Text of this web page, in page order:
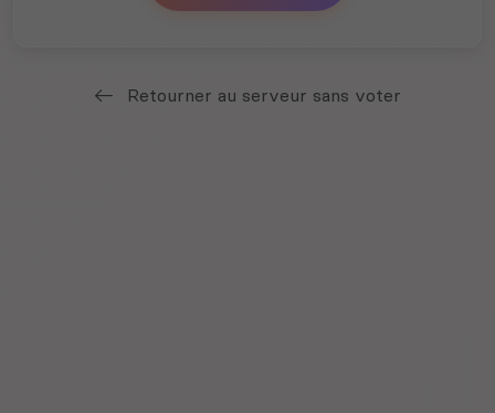
Retourner au serveur sans voter